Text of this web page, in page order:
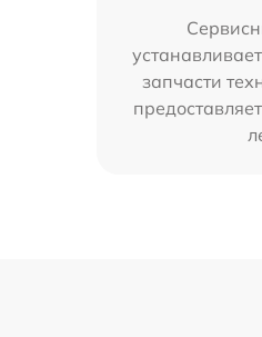
запчасти